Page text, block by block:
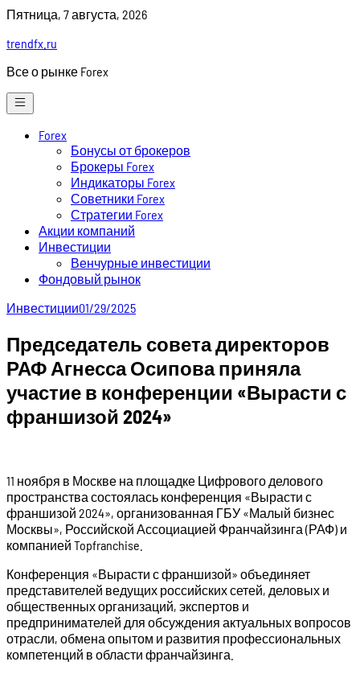
Skip
content
Пятница, 7 августа, 2026
trendfx.ru
Все о рынке Forex
Forex
Бонусы от брокеров
Брокеры Forex
Индикаторы Forex
Советники Forex
Стратегии Forex
Акции компаний
Инвестиции
Венчурные инвестиции
Фондовый рынок
Инвестиции01/29/2025
Председатель совета директоров
РАФ Агнесса Осипова приняла
участие в конференции «Вырасти с
франшизой 2024»
11 ноября в Москве на площадке Цифрового делового
пространства состоялась конференция «Вырасти с
франшизой 2024», организованная ГБУ «Малый бизнес
Москвы», Российской Ассоциацией Франчайзинга (РАФ) и
компанией Topfranchise.
Конференция «Вырасти с франшизой» объединяет
представителей ведущих российских сетей, деловых и
общественных организаций, экспертов и
предпринимателей для обсуждения актуальных вопросов
отрасли, обмена опытом и развития профессиональных
компетенций в области франчайзинга.